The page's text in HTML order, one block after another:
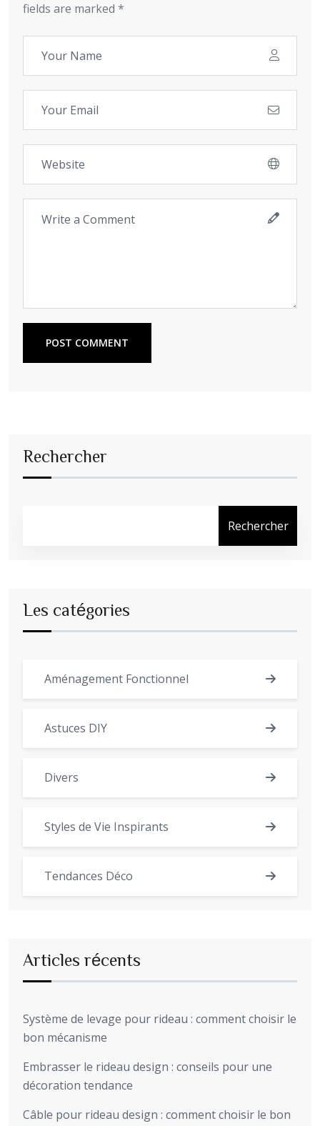
fields are marked *
POST COMMENT
Rechercher
Rechercher
Les catégories
Aménagement Fonctionnel
Astuces DIY
Divers
Styles de Vie Inspirants
Tendances Déco
Articles récents
Système de levage pour rideau : comment choisir le
bon mécanisme
Embrasser le rideau design : conseils pour une
décoration tendance
Câble pour rideau design : comment choisir le bon